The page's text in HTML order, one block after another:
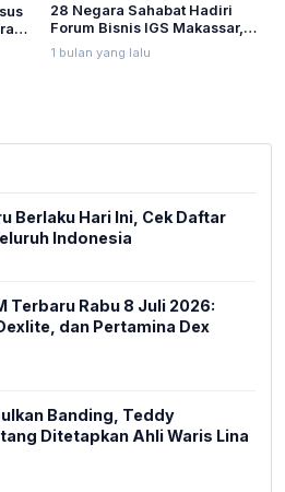
28 Negara Sahabat Hadiri
Forum Bisnis IGS Makassar,
Munafri Tawarkan Investasi
Stadion Untia
1 bulan yang lalu
Berlaku Hari Ini, Cek Daftar
Indonesia
Terbaru Rabu 8 Juli 2026:
dan Pertamina Dex
Banding, Teddy
Ditetapkan Ahli Waris Lina